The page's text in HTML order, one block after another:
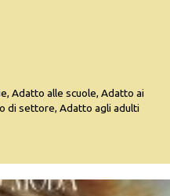
Adatto alle scuole, Adatto ai
di settore, Adatto agli adulti